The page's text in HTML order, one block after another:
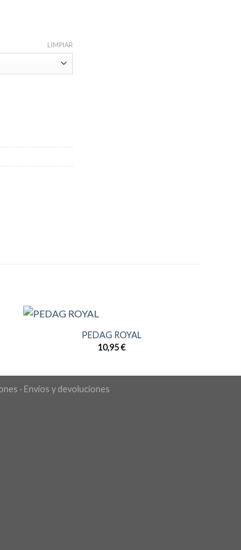
LIMPIAR
PEDAG ROYAL
10,95€
· Envíos y devoluciones